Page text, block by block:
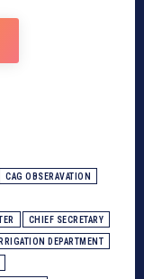
CAG OBSERAVATION
CHIEF SECRETARY
IRRIGATION DEPARTMENT